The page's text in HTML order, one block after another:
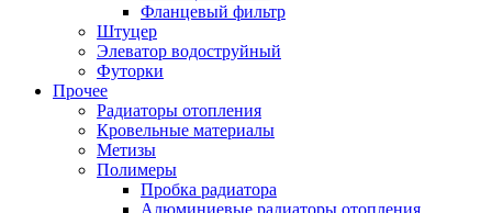
Фланцевый фильтр
Штуцер
Элеватор водоструйный
Футорки
Прочее
Радиаторы отопления
Кровельные материалы
Метизы
Полимеры
Пробка радиатора
Алюминиевые радиаторы отопления